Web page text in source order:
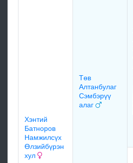
Хэнтий
Батноров
Намжилсүх
Өлзийбүрэн
хул
Төв
Алтанбулаг
Сэмбэрүү
алаг